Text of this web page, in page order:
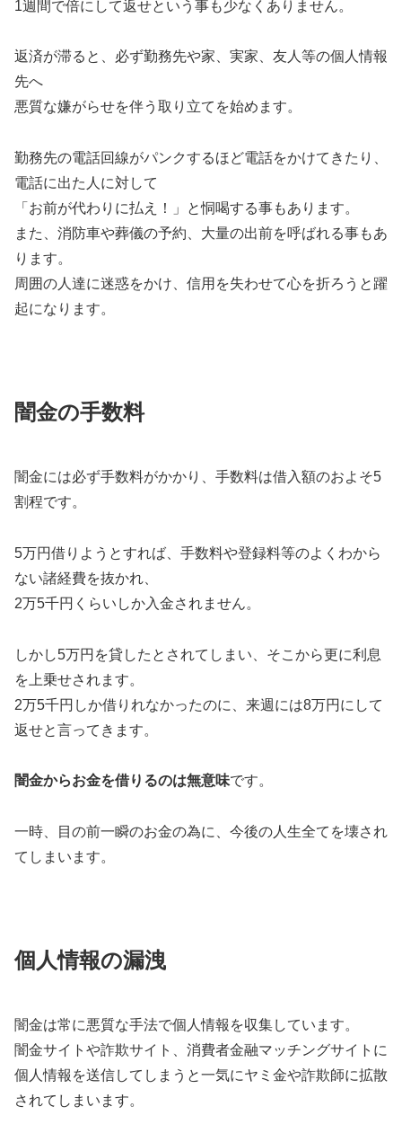
1週間で倍にして返せという事も少なくありません。
返済が滞ると、必ず勤務先や家、実家、友人等の個人情報
先へ
悪質な嫌がらせを伴う取り立てを始めます。
勤務先の電話回線がパンクするほど電話をかけてきたり、
電話に出た人に対して
「お前が代わりに払え！」と恫喝する事もあります。
また、消防車や葬儀の予約、大量の出前を呼ばれる事もあ
ります。
周囲の人達に迷惑をかけ、信用を失わせて心を折ろうと躍
起になります。
闇金の手数料
闇金には必ず手数料がかかり、手数料は借入額のおよそ5
割程です。
5万円借りようとすれば、手数料や登録料等のよくわから
ない諸経費を抜かれ、
2万5千円くらいしか入金されません。
しかし5万円を貸したとされてしまい、そこから更に利息
を上乗せされます。
2万5千円しか借りれなかったのに、来週には8万円にして
返せと言ってきます。
闇金からお金を借りるのは無意味です。
一時、目の前一瞬のお金の為に、今後の人生全てを壊され
てしまいます。
個人情報の漏洩
闇金は常に悪質な手法で個人情報を収集しています。
闇金サイトや詐欺サイト、消費者金融マッチングサイトに
個人情報を送信してしまうと一気にヤミ金や詐欺師に拡散
されてしまいます。